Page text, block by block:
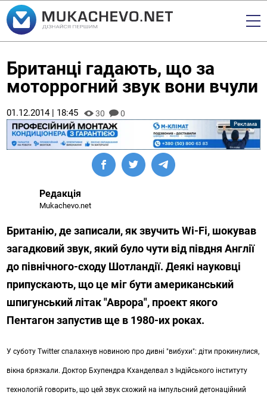
Британці гадають, що за
моторрогний звук вони вчули
01.12.2014 | 18:45 30 0
Редакція
Mukachevo.net
Британію, де записали, як звучить Wi-Fi, шокував
загадковий звук, який було чути від півдня Англії
до північного-сходу Шотландії. Деякі науковці
припускають, що це міг бути американський
шпигунський літак "Аврора", проект якого
Пентагон запустив ще в 1980-их роках.
У суботу Twitter спалахнув новиною про дивні "вибухи": діти прокинулися,
вікна брязкали. Доктор Бхупендра Кханделвал з Індійського інституту
технологій говорить, що цей звук схожий на імпульсний детонаційний